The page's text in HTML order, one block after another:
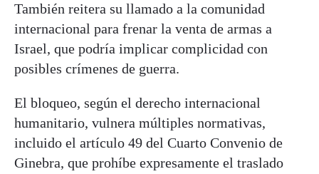
También reitera su llamado a la comunidad
internacional para frenar la venta de armas a
Israel, que podría implicar complicidad con
posibles crímenes de guerra.
El bloqueo, según el derecho internacional
humanitario, vulnera múltiples normativas,
incluido el artículo 49 del Cuarto Convenio de
Ginebra, que prohíbe expresamente el traslado